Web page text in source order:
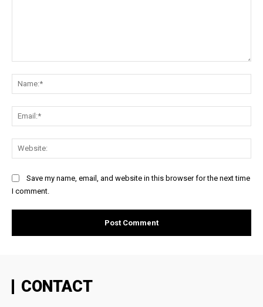
Save my name, email, and website in this browser for the next time
I comment.
CONTACT